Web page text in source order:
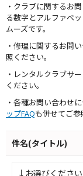
・クラブに関するお
る数字とアルファベ
ムーズです。
・修理に関するお問
照ください。
・レンタルクラブサ
ください。
・各種お問い合わせ
ップFAQも併せてご参
件名(タイトル)